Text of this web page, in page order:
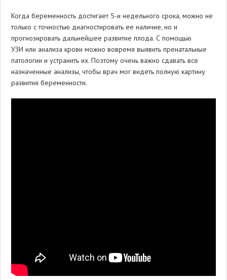
Когда беременность достигает 5-и недельного срока, можно не
только с точностью диагностировать ее наличие, но и
прогнозировать дальнейшее развитие плода. С помощью
УЗИ или анализа крови можно вовремя выявить пренатальные
патологии и устранить их. Поэтому очень важно сдавать все
назначенные анализы, чтобы врач мог видеть полную картину
развития беременности.